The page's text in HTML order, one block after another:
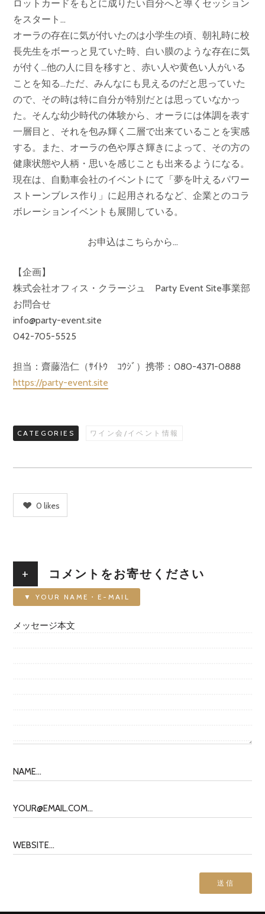
ロットカードをもとに成りたい自分へと導くセッション
をスタート…
オーラの存在に気が付いたのは小学生の頃、朝礼時に校
長先生をボーっと見ていた時、白い膜のような存在に気
が付く…他の人に目を移すと、赤い人や黄色い人がいる
ことを知る…ただ、みんなにも見えるのだと思っていた
ので、その時は特に自分が特別だとは思っていなかっ
た。そんな幼少時代の体験から、オーラには体調を表す
一層目と、それを包み輝く二層で出来ていることを実感
する。また、オーラの色や厚さ輝きによって、その方の
健康状態や人柄・思いを感じことも出来るようになる。
現在は、自動車会社のイベントにて「夢を叶えるパワー
ストーンブレス作り」に起用されるなど、企業とのコラ
ボレーションイベントも展開している。
お申込はこちらから…
【企画】
株式会社オフィス・クラージュ Party Event Site事業部
お問合せ
info@party-event.site
042-705-5525
担当：齋藤浩仁（ｻｲﾄｳ ｺｳｼﾞ）携帯：080-4371-0888
https://party-event.site
CATEGORIES ワイン会/イベント情報
0 likes
+ コメントをお寄せください
▼ YOUR NAME・E-MAIL